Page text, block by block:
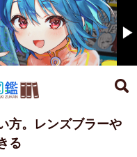
方。レンズブラーや
る